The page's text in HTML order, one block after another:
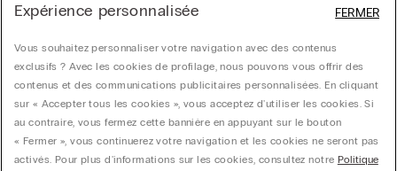
Service client
Données légales
Société
Expérience personnalisée
Vous souhaitez personnaliser votre navigation avec des contenus
exclusifs ? Avec les cookies de profilage, nous pouvons vous offrir des
contenus et des communications publicitaires personnalisées. En cliquant
sur « Accepter tous les cookies », vous acceptez d'utiliser les cookies. Si
au contraire, vous fermez cette bannière en appuyant sur le bouton
« Fermer », vous continuerez votre navigation et les cookies ne seront pas
activés. Pour plus d'informations sur les cookies, consultez notre Politique
FERMER